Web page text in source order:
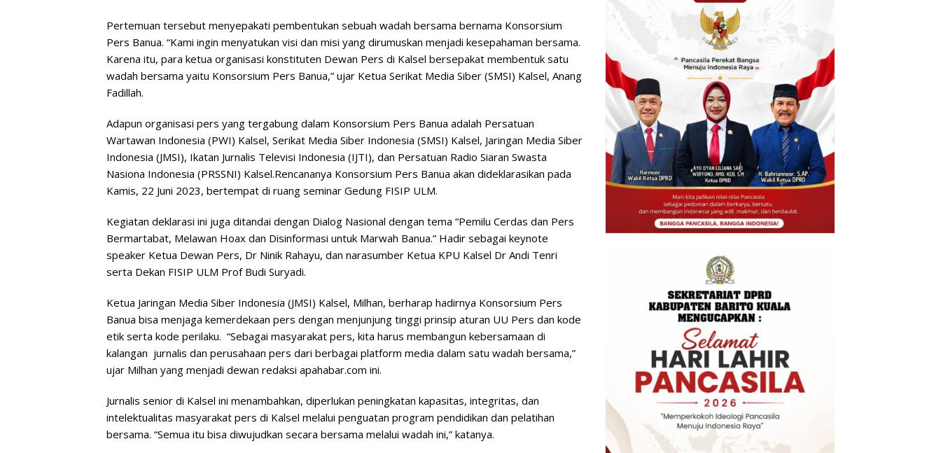
Pertemuan tersebut menyepakati pembentukan sebuah wadah bersama bernama Konsorsium
Pers Banua. “Kami ingin menyatukan visi dan misi yang dirumuskan menjadi kesepahaman bersama.
Karena itu, para ketua organisasi konstituten Dewan Pers di Kalsel bersepakat membentuk satu
wadah bersama yaitu Konsorsium Pers Banua,” ujar Ketua Serikat Media Siber (SMSI) Kalsel, Anang
Fadillah.
Adapun organisasi pers yang tergabung dalam Konsorsium Pers Banua adalah Persatuan
Wartawan Indonesia (PWI) Kalsel, Serikat Media Siber Indonesia (SMSI) Kalsel, Jaringan Media Siber
Indonesia (JMSI), Ikatan Jurnalis Televisi Indonesia (IJTI), dan Persatuan Radio Siaran Swasta
Nasiona Indonesia (PRSSNI) Kalsel.Rencananya Konsorsium Pers Banua akan dideklarasikan pada
Kamis, 22 Juni 2023, bertempat di ruang seminar Gedung FISIP ULM.
Kegiatan deklarasi ini juga ditandai dengan Dialog Nasional dengan tema “Pemilu Cerdas dan Pers
Bermartabat, Melawan Hoax dan Disinformasi untuk Marwah Banua.” Hadir sebagai keynote
speaker Ketua Dewan Pers, Dr Ninik Rahayu, dan narasumber Ketua KPU Kalsel Dr Andi Tenri
serta Dekan FISIP ULM Prof Budi Suryadi.
Ketua Jaringan Media Siber Indonesia (JMSI) Kalsel, Milhan, berharap hadirnya Konsorsium Pers
Banua bisa menjaga kemerdekaan pers dengan menjunjung tinggi prinsip aturan UU Pers dan kode
etik serta kode perilaku. “Sebagai masyarakat pers, kita harus membangun kebersamaan di
kalangan jurnalis dan perusahaan pers dari berbagai platform media dalam satu wadah bersama,”
ujar Milhan yang menjadi dewan redaksi apahabar.com ini.
Jurnalis senior di Kalsel ini menambahkan, diperlukan peningkatan kapasitas, integritas, dan
intelektualitas masyarakat pers di Kalsel melalui penguatan program pendidikan dan pelatihan
bersama. “Semua itu bisa diwujudkan secara bersama melalui wadah ini,” katanya.